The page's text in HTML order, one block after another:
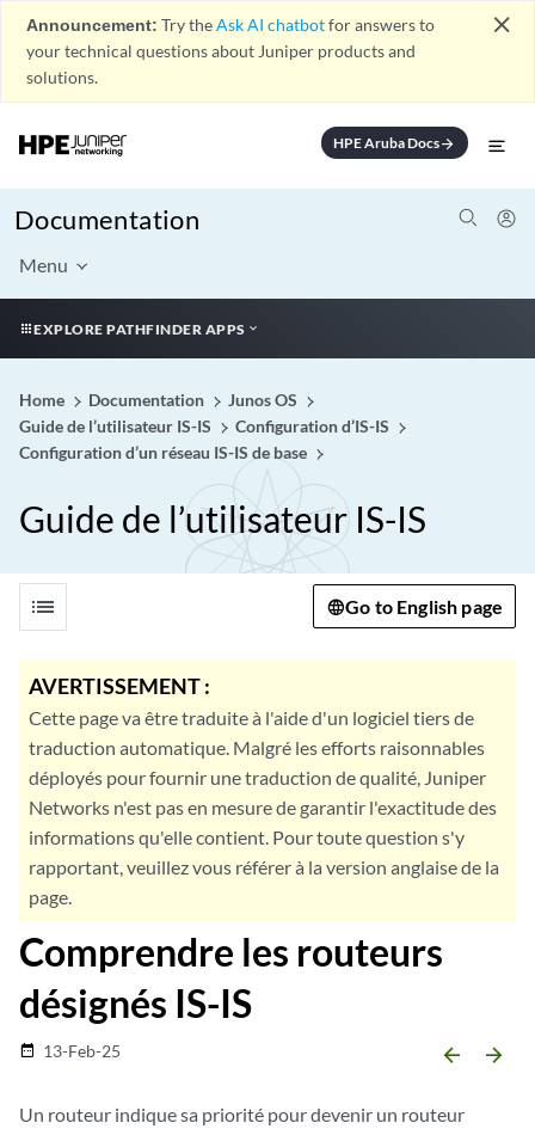
Announcement: Try theAsk AI chatbotfor answers to
your technical questions about Juniper products and
solutions.
close
HPE Aruba Docsarrow_forward
Documentation
Menu
EXPLORE PATHFINDER APPS
Home Documentation
Junos OS
Guide de l’utilisateur IS-IS
Configuration d’IS-IS
Configuration d’un réseau IS-IS de base
Guide de l’utilisateur IS-IS
list Go to English page
AVERTISSEMENT :
Cette page va être traduite à l'aide d'un logiciel tiers de
traduction automatique. Malgré les efforts raisonnables
déployés pour fournir une traduction de qualité, Juniper
Networks n'est pas en mesure de garantir l'exactitude des
informations qu'elle contient. Pour toute question s'y
rapportant, veuillez vous référer à la version anglaise de la
page.
Comprendre les routeurs
désignés IS-IS
date_range 13-Feb-25 arrow_backward arrow_forward
Un routeur indique sa priorité pour devenir un routeur